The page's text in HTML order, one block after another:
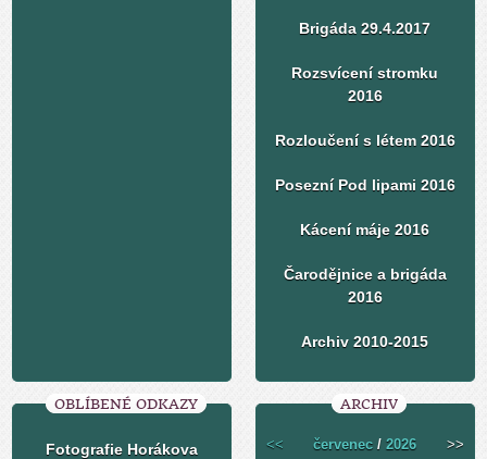
Brigáda 29.4.2017
Rozsvícení stromku
2016
Rozloučení s létem 2016
Posezní Pod lipami 2016
Kácení máje 2016
Čarodějnice a brigáda
2016
Archiv 2010-2015
OBLÍBENÉ ODKAZY
Fotografie Horákova
ARCHIV
<< červenec /2026 >>